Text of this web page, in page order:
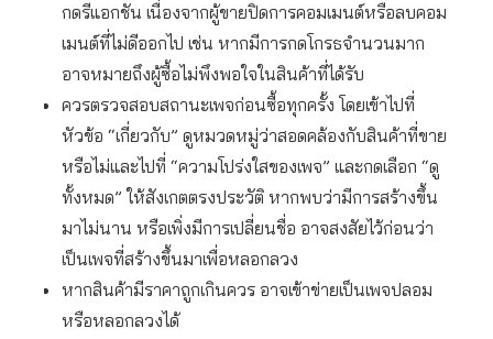
กดรีแอกชัน เนื่องจากผู้ขายปิดการคอมเมนต์หรือลบคอม
เมนต์ที่ไม่ดีออกไป เช่น หากมีการกดโกรธจำนวนมาก
อาจหมายถึงผู้ซื้อไม่พึงพอใจในสินค้าที่ได้รับ
ควรตรวจสอบสถานะเพจก่อนซื้อทุกครั้ง โดยเข้าไปที่
หัวข้อ “เกี่ยวกับ” ดูหมวดหมู่ว่าสอดคล้องกับสินค้าที่ขาย
หรือไม่และไปที่ “ความโปร่งใสของเพจ” และกดเลือก “ดู
ทั้งหมด” ให้สังเกตตรงประวัติ หากพบว่ามีการสร้างขึ้น
มาไม่นาน หรือเพิ่งมีการเปลี่ยนชื่อ อาจสงสัยไว้ก่อนว่า
เป็นเพจที่สร้างขึ้นมาเพื่อหลอกลวง
หากสินค้ามีราคาถูกเกินควร อาจเข้าข่ายเป็นเพจปลอม
หรือหลอกลวงได้